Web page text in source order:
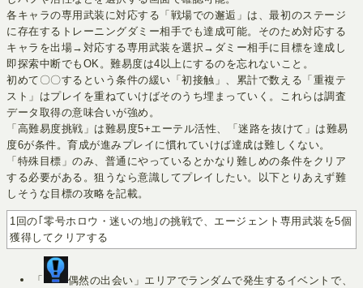
各キャラの専用武装に対応する「戦場での邂逅」は、最初のステージ
に存在するトレーニングダミー相手でも達成可能。そのため対応する
キャラを出場→対応する専用武装を選択→ダミー相手に目標を達成し
即探索中断でもOK。難易度は4以上にするのを忘れないこと。
初めて〇〇するという条件の緩い「初接触」、累計で数える「重複テ
スト」はプレイを重ねていけばそのうち埋まっていく。これらは調査
データ取得の意味合いが強め。
「高難易度挑戦」は難易度5+エーテル活性、「迷路を抜けて」は難易
度6が条件。育成が進みプレイに慣れていけば達成は難しくない。
「特殊目標」のみ、普通にやっているとかなり難しめの条件をクリア
する必要がある。狙うなら意識してプレイしたい。以下とりあえず難
しそうな目標の攻略を記載。
1回の｢零号ホロウ・迷いの地｣の挑戦で、エージェント専用武装を5個
獲得してクリアする
「
偶然の出会い」エリアでランダムで発生するイベントで、